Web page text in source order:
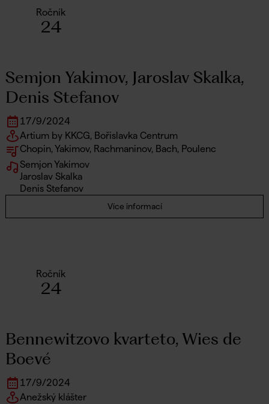
Ročník
24
Semjon Yakimov, Jaroslav Skalka,
Denis Stefanov
17/9/2024
Artium by KKCG, Bořislavka Centrum
Chopin, Yakimov, Rachmaninov, Bach, Poulenc
Semjon Yakimov
Jaroslav Skalka
Denis Stefanov
Více informací
Ročník
24
Bennewitzovo kvarteto, Wies de
Boevé
17/9/2024
Anežský klášter